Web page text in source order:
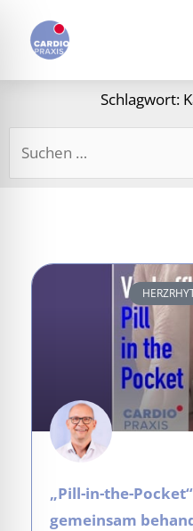
Inhalt
springen
Schlagwort:
„Pill-in-the-
gemeinsam